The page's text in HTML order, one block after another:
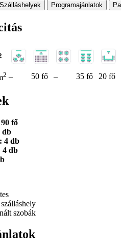
Szálláshelyek Programajánlatok
2 – 50 fő – 35 fő 20 fő
fő
db
4 db
4 db
szobák